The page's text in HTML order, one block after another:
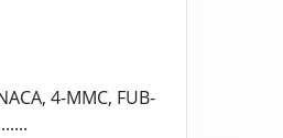
4-MMC, FUB-